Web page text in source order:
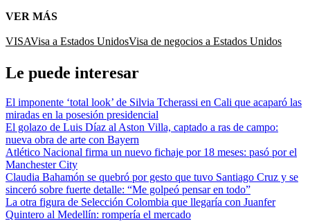
VER MÁS
VISAVisa a Estados UnidosVisa de negocios a Estados Unidos
Le puede interesar
El imponente ‘total look’ de Silvia Tcherassi en Cali que acaparó las
miradas en la posesión presidencial
El golazo de Luis Díaz al Aston Villa, captado a ras de campo:
nueva obra de arte con Bayern
Atlético Nacional firma un nuevo fichaje por 18 meses: pasó por el
Manchester City
Claudia Bahamón se quebró por gesto que tuvo Santiago Cruz y se
sinceró sobre fuerte detalle: “Me golpeó pensar en todo”
La otra figura de Selección Colombia que llegaría con Juanfer
Quintero al Medellín: rompería el mercado